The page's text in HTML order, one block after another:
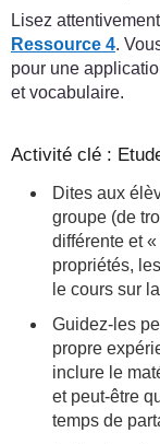
Lisez
Ressource 4.
pour une
et vocabulaire.
Activité clé :
Dites aux
groupe (de
différente et
propriétés,
le cours sur
Guidez-les
propre
inclure le
et peut-être
temps de